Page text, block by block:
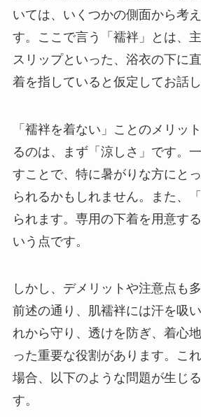
いては、いくつかの側面から考
す。ここで言う「襦袢」とは、
スリップといった、浴衣の下に
着を指していると仮定してお話し
「襦袢を着ない」ことのメリッ
るのは、まず「涼しさ」です。
すことで、特に暑がりな方にと
られるかもしれません。また、
られます。専用の下着を用意す
いう点です。
しかし、デメリットや注意点も
前述の通り、肌襦袢には汗を吸
れから守り、透けを防ぎ、着心
った重要な役割があります。こ
場合、以下のような問題が生じ
す。